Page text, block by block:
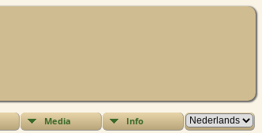
Media Info